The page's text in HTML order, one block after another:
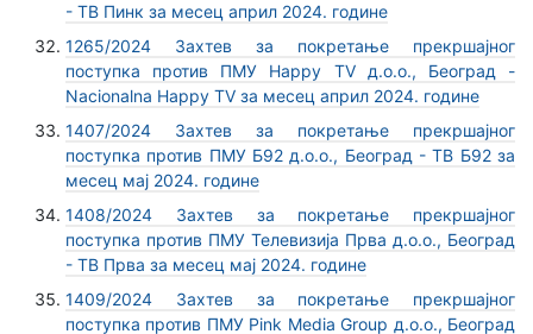
- ТВ Пинк за месец април 2024. године
1265/2024 Захтев за покретање прекршајног
поступка против ПМУ Happy TV д.о.о., Београд -
Nacionalna Happy TV за месец април 2024. године
1407/2024 Захтев за покретање прекршајног
поступка против ПМУ Б92 д.о.о., Београд - ТВ Б92 за
месец мај 2024. године
1408/2024 Захтев за покретање прекршајног
поступка против ПМУ Телевизија Прва д.о.о., Београд
- ТВ Прва за месец мај 2024. године
1409/2024 Захтев за покретање прекршајног
поступка против ПМУ Pink Media Group д.о.о., Београд